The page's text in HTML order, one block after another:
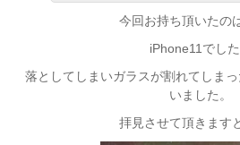
今回お持ち頂いたの
iPhone11でした
落としてしまいガラスが割れてしま
いました。
拝見させて頂きます